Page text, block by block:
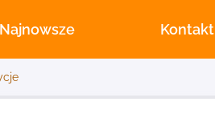
Najnowsze Kontakt